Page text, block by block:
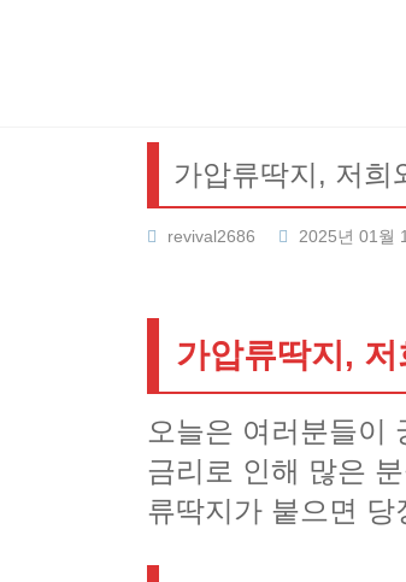
가압류딱지, 저희
revival2686 2025년 01월
가압류딱지,
오늘은 여러분들이
금리로 인해 많은
류딱지가 붙으면